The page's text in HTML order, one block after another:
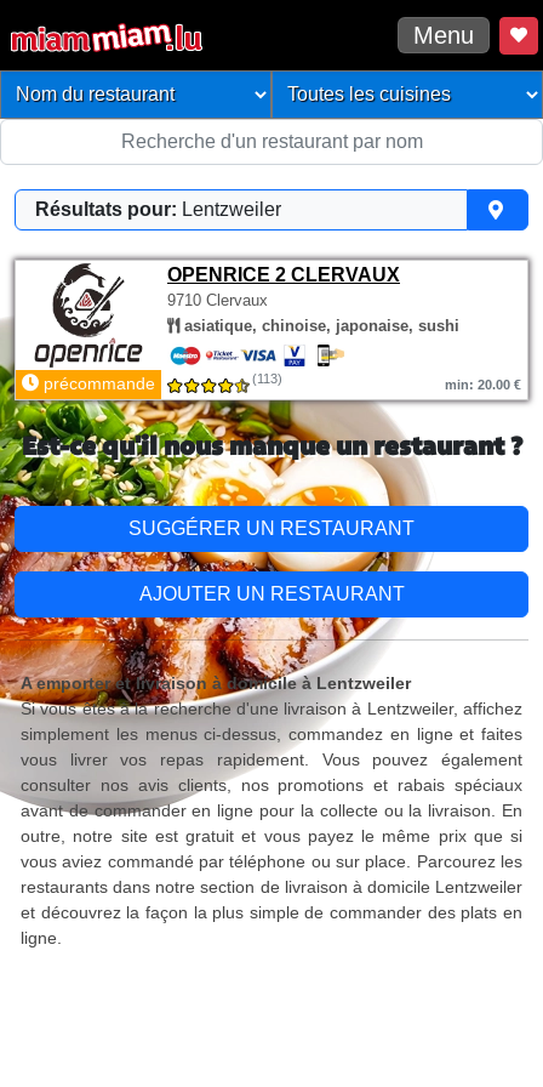
Menu
Résultats pour: Lentzweiler
OPENRICE 2 CLERVAUX
9710 Clervaux
asiatique, chinoise, japonaise, sushi
précommande (113) min: 20.00 €
Est-ce qu'il nous manque un restaurant ?
SUGGÉRER UN RESTAURANT
AJOUTER UN RESTAURANT
A emporter et livraison à domicile à Lentzweiler
Si vous êtes à la recherche d'une livraison à Lentzweiler, affichez
simplement les menus ci-dessus, commandez en ligne et faites
vous livrer vos repas rapidement. Vous pouvez également
consulter nos avis clients, nos promotions et rabais spéciaux
avant de commander en ligne pour la collecte ou la livraison. En
outre, notre site est gratuit et vous payez le même prix que si
vous aviez commandé par téléphone ou sur place. Parcourez les
restaurants dans notre section de livraison à domicile Lentzweiler
et découvrez la façon la plus simple de commander des plats en
ligne.